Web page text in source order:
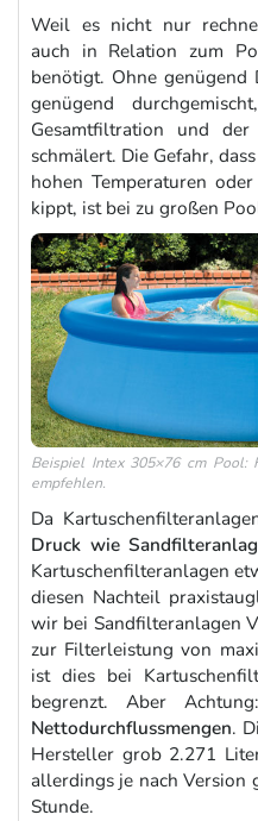
Weil es nicht nur
auch in Relation zum
benötigt. Ohne
genügend
Gesamtfiltration und
schmälert. Die Gefahr,
hohen Temperaturen
kippt, ist bei zu großen
Beispiel Intex 305×76 cm Pool:
empfehlen.
Da
Druck wie
Kartuschenfilteranlagen
diesen Nachteil
wir bei Sandfilteranlagen
zur Filterleistung von
ist dies bei
begrenzt. Aber
Nettodurchflussmengen.
Hersteller grob 2.271
allerdings je nach Version
Stunde.